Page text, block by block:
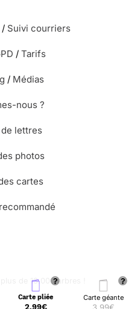
Carte pliée
2,99€
Carte géante
/ Suivi courriers
/ Tarifs
/ Médias
nous ?
lettres
photos
cartes
de 13.000 arbres !